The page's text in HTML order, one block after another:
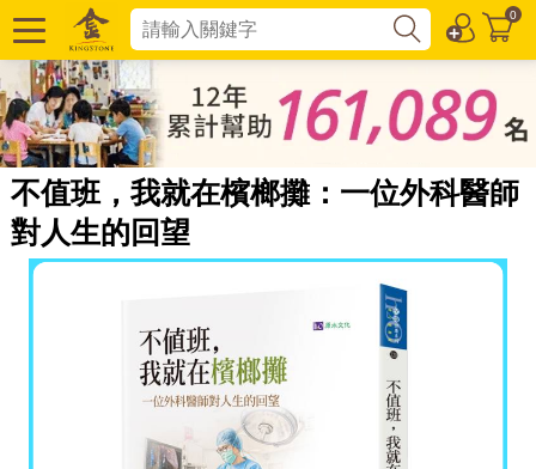
0
不值班，我就在檳榔攤：一位外科醫師
對人生的回望